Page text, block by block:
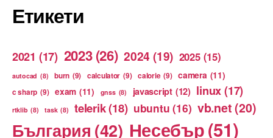
Етикети
2021 (17) 2023 (26) 2024 (19) 2025 (15)
autocad (8) burn (9) calculator (9) calorie (9) camera (11)
c sharp (9) exam (11) gnss (8) javascript (12) linux(17)
rtklib (8) task (8) telerik(18) ubuntu (16) vb.net(20)
България (42) Несебър(51)